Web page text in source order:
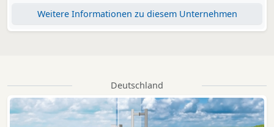
Weitere Informationen zu diesem Unternehmen
Deutschland